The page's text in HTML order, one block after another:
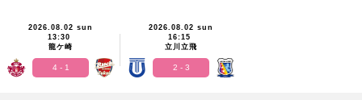
2026.08.02 sun
13:30
龍ケ崎
4 - 1
2026.08.02 sun
16:15
立川立飛
2 - 3